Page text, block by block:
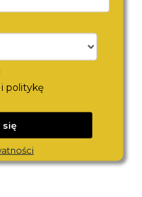
MICHAEL KORS
1 170,-
politykę
się